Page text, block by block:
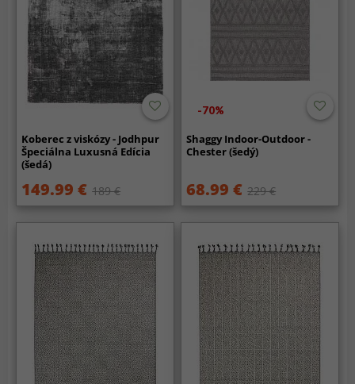
Koberec z viskózy - Jodhpur
Špeciálna Luxusná Edícia
(šedá)
149.99 € 189 €
-70%
Shaggy Indoor-Outdoor -
Chester (šedý)
68.99 € 229 €